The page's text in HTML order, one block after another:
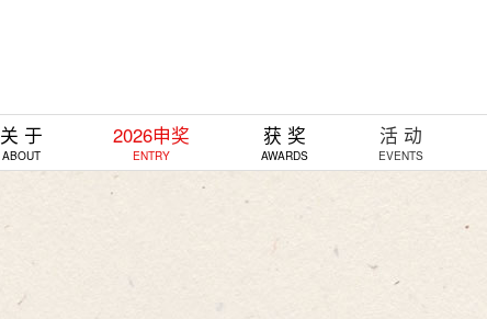
关 于
ABOUT
2026申奖
ENTRY
获 奖
AWARDS
活 动
EVENTS